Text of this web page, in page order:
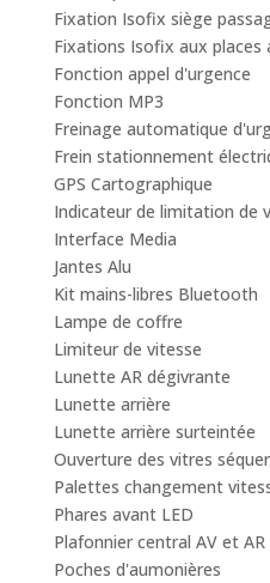
Fixation Isofix siège
Fixations Isofix aux places
Fonction appel d'urgence
Fonction MP3
Freinage automatique
Frein stationnement
GPS Cartographique
Indicateur de limitation de
Interface Media
Jantes Alu
Kit mains-libres Bluetooth
Lampe de coffre
Limiteur de vitesse
Lunette AR dégivrante
Lunette arrière
Lunette arrière surteintée
Ouverture des vitres
Palettes changement
Phares avant LED
Plafonnier central AV et AR
Poches d'aumonières